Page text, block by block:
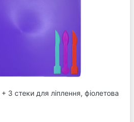
3 стеки для ліплення, фіолетова